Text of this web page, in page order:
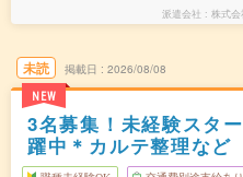
派遣会社 株式
未読
NEW
掲載日 2026/08/08
3名募集！未経験スタ
躍中＊カルテ整理など